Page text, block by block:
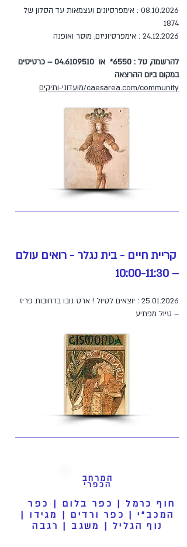
08.10.2026 : אימפרסיונים ועצמאות עד הסלון של
1874
24.12.2026 : אימפרסיוניזם, מוסר ואופנה
להרשמה, טל : 6550* או 04.6109510– כרטיסים
במקום ביום ההרצאה
caesarea.com/community/מועדוני-ותיקים
קריית חיים - בית נגלר - רואים עולם
– 10:00-11:30
25.01.2026 : יוצאים לטיול ! ארט נובו ברחובות פריז
– טיול מפתיע
המרחב
הכפרי
חוף כרמל | כפר בלום | כפר
המכב"י | כפר ורדים | מגידו |
נוף הגליל | משגב | רגבה